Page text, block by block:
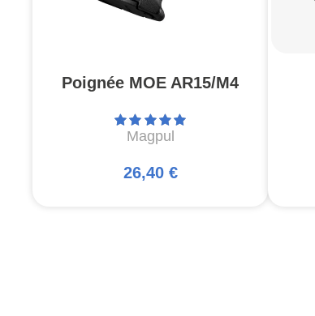
Poignée MOE AR15/M4
Magpul
26,40 €